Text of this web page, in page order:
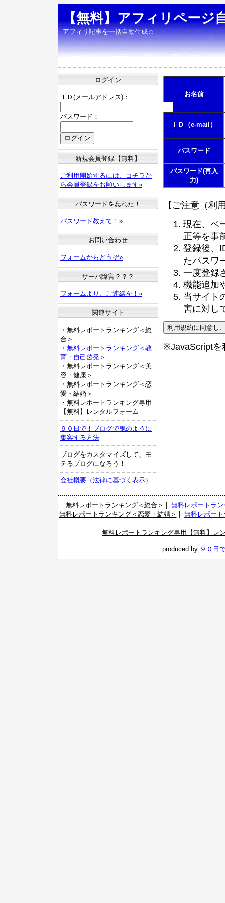
【無料】アフィリページ
アフィリ記事を一括自動生成☆
お名前
ＩＤ（e-mail）
パスワード
パスワード(再入
力)
【ご注意（利
現在、ベ
正等を事
登録後、
たパスワ
一度登録
機能追加
当サイト
害に対し
※JavaScriptを
ログイン
ＩＤ(メールアドレス)：
パスワード：
新規会員登録【無料】
ご利用開始するには、コチラか
ら会員登録をお願いします»
パスワードを忘れた！
パスワード教えて！»
お問い合わせ
フォームからどうぞ»
サーバ障害？？？
フォームより、ご連絡を！»
関連サイト
・無料レポートランキング＜総
合＞
・ 無料レポートランキング＜教
育・自己啓発＞
・無料レポートランキング＜美
容・健康＞
・無料レポートランキング＜恋
愛・結婚＞
・無料レポートランキング専用
【無料】レンタルフォーム
９０日で！ブログで鬼のように
集客する方法
ブログをカスタマイズして、モ
テるブログになろう！
会社概要（法律に基づく表示）
無料レポートランキング＜総合＞
無料レポートラ
無料レポートランキング＜恋愛・結婚＞
無料レポー
無料レポートランキング専用【無料】レ
produced by ９０日